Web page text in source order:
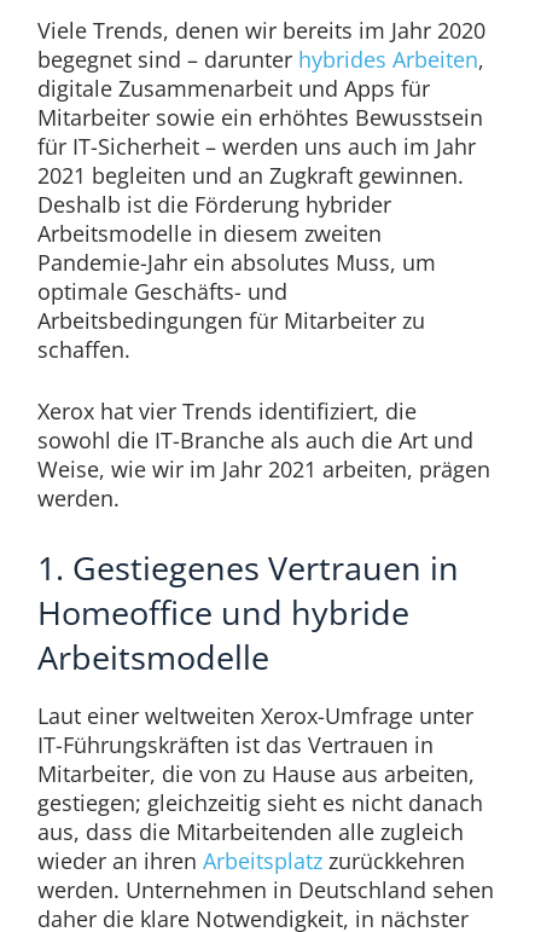
Viele Trends, denen wir bereits im Jahr 2020
begegnet sind – darunter hybrides Arbeiten,
digitale Zusammenarbeit und Apps für
Mitarbeiter sowie ein erhöhtes Bewusstsein
für IT-Sicherheit – werden uns auch im Jahr
2021 begleiten und an Zugkraft gewinnen.
Deshalb ist die Förderung hybrider
Arbeitsmodelle in diesem zweiten
Pandemie-Jahr ein absolutes Muss, um
optimale Geschäfts- und
Arbeitsbedingungen für Mitarbeiter zu
schaffen.
Xerox hat vier Trends identifiziert, die
sowohl die IT-Branche als auch die Art und
Weise, wie wir im Jahr 2021 arbeiten, prägen
werden.
1. Gestiegenes Vertrauen in
Homeoffice und hybride
Arbeitsmodelle
Laut einer weltweiten Xerox-Umfrage unter
IT-Führungskräften ist das Vertrauen in
Mitarbeiter, die von zu Hause aus arbeiten,
gestiegen; gleichzeitig sieht es nicht danach
aus, dass die Mitarbeitenden alle zugleich
wieder an ihren Arbeitsplatzzurückkehren
werden. Unternehmen in Deutschland sehen
daher die klare Notwendigkeit, in nächster